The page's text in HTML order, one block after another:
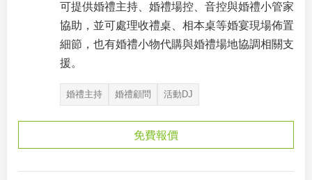
可提供婚禮主持、婚禮場控、音控與婚禮小管家
協助，並可處理收禮桌、相本桌等婚宴現場佈置
細節，也有婚禮小物代購與婚禮場地協調相關支
援。
婚禮主持 婚禮顧問 活動DJ
免費報價